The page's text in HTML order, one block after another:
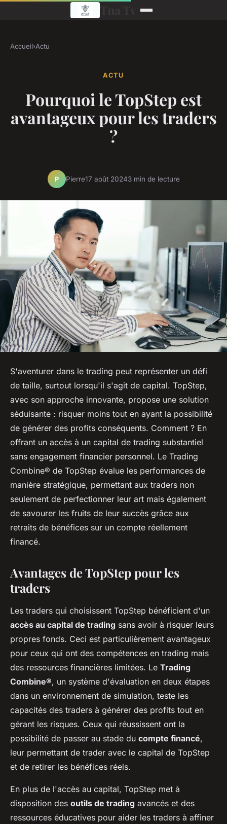
Accueil›Actu
ACTU
Pourquoi le TopStep est
avantageux pour les traders
?
P Pierre17 août 20243 min de lecture
S'aventurer dans le trading peut représenter un défi
de taille, surtout lorsqu'il s'agit de capital. TopStep,
avec son approche innovante, propose une solution
séduisante : risquer moins tout en ayant la possibilité
de générer des profits conséquents. Comment ? En
offrant un accès à un capital de trading substantiel
sans engagement financier personnel. Le Trading
Combine® de TopStep évalue les performances de
manière stratégique, permettant aux traders non
seulement de perfectionner leur art mais également
de savourer les fruits de leur succès grâce aux
retraits de bénéfices sur un compte réellement
financé.
Avantages de TopStep pour les
traders
Les traders qui choisissent TopStep bénéficient d'un
accès au capital de trading sans avoir à risquer leurs
propres fonds. Ceci est particulièrement avantageux
pour ceux qui ont des compétences en trading mais
des ressources financières limitées. Le Trading
Combine®, un système d'évaluation en deux étapes
dans un environnement de simulation, teste les
capacités des traders à générer des profits tout en
gérant les risques. Ceux qui réussissent ont la
possibilité de passer au stade du compte financé,
leur permettant de trader avec le capital de TopStep
et de retirer les bénéfices réels.
En plus de l'accès au capital, TopStep met à
disposition des outils de trading avancés et des
ressources éducatives pour aider les traders à affiner